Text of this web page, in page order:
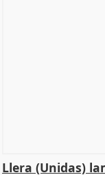
Llera (Unidas)